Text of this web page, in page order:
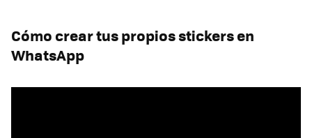
Cómo crear tus propios stickers en
WhatsApp